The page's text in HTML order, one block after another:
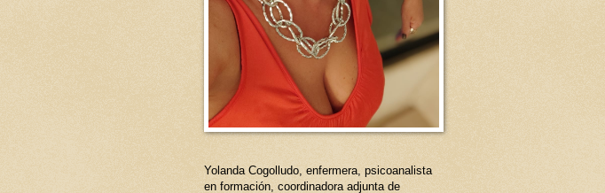
Yolanda Cogolludo, enfermera, psicoanalista
en formación, coordinadora adjunta de